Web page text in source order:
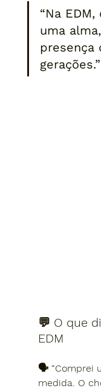
“Na
uma
presença
gerações.”
💬 O que
EDM
🗣️ “Comprei
medida. O